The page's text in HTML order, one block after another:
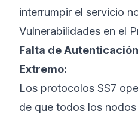
interrumpir el servicio
Vulnerabilidades en el
Falta de
Extremo:
Los protocolos SS7
de que todos los